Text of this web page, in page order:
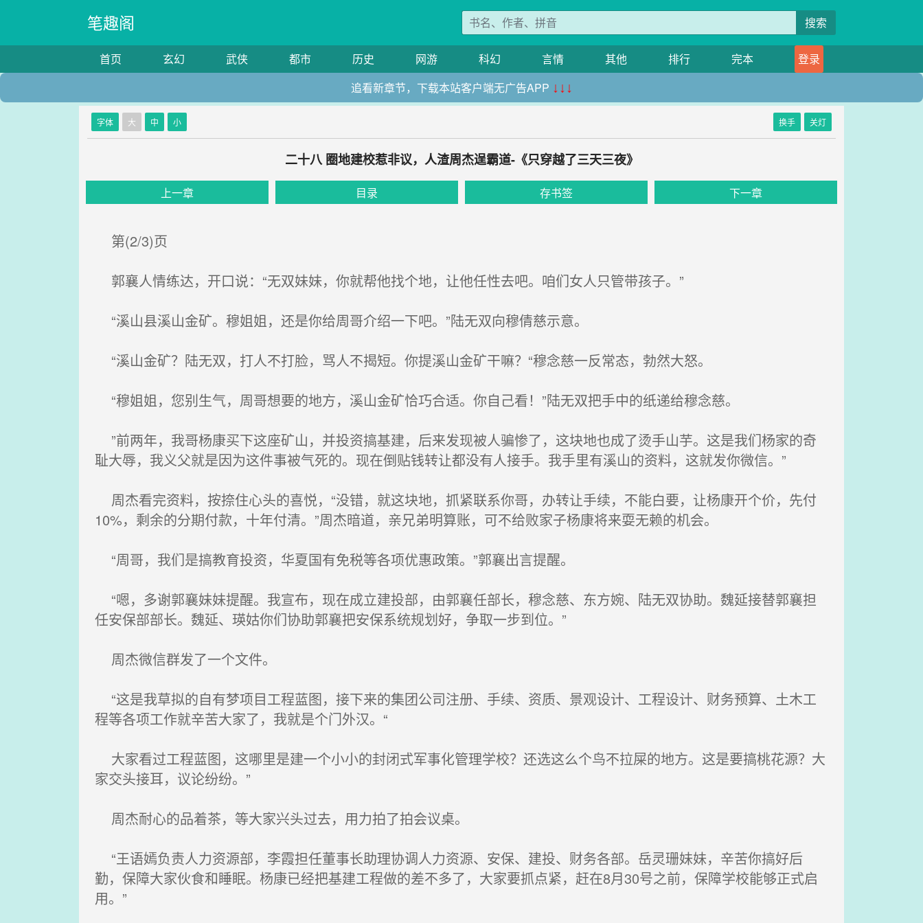
笔趣阁 搜索
首页 玄幻 武侠 都市 历史 网游 科幻 言情 其他 排行 完本
登录
追看新章节，下载本站客户端无广告APP ↓↓↓
字体 大 中 小 换手 关灯
二十八 圈地建校惹非议，人渣周杰逞霸道-《只穿越了三天三夜》
上一章 目录 存书签 下一章
第(2/3)页
郭襄人情练达，开口说：“无双妹妹，你就帮他找个地，让他任性去吧。咱们女人只管带孩子。”
“溪山县溪山金矿。穆姐姐，还是你给周哥介绍一下吧。”陆无双向穆倩慈示意。
“溪山金矿？陆无双，打人不打脸，骂人不揭短。你提溪山金矿干嘛？“穆念慈一反常态，勃然大怒。
“穆姐姐，您别生气，周哥想要的地方，溪山金矿恰巧合适。你自己看！”陆无双把手中的纸递给穆念慈。
”前两年，我哥杨康买下这座矿山，并投资搞基建，后来发现被人骗惨了，这块地也成了烫手山芋。这是我们杨家的奇
耻大辱，我义父就是因为这件事被气死的。现在倒贴钱转让都没有人接手。我手里有溪山的资料，这就发你微信。”
周杰看完资料，按捺住心头的喜悦，“没错，就这块地，抓紧联系你哥，办转让手续，不能白要，让杨康开个价，先付
10%，剩余的分期付款，十年付清。”周杰暗道，亲兄弟明算账，可不给败家子杨康将来耍无赖的机会。
“周哥，我们是搞教育投资，华夏国有免税等各项优惠政策。”郭襄出言提醒。
“嗯，多谢郭襄妹妹提醒。我宣布，现在成立建投部，由郭襄任部长，穆念慈、东方婉、陆无双协助。魏延接替郭襄担
任安保部部长。魏延、瑛姑你们协助郭襄把安保系统规划好，争取一步到位。”
周杰微信群发了一个文件。
“这是我草拟的自有梦项目工程蓝图，接下来的集团公司注册、手续、资质、景观设计、工程设计、财务预算、土木工
程等各项工作就辛苦大家了，我就是个门外汉。“
大家看过工程蓝图，这哪里是建一个小小的封闭式军事化管理学校？还选这么个鸟不拉屎的地方。这是要搞桃花源？大
家交头接耳，议论纷纷。”
周杰耐心的品着茶，等大家兴头过去，用力拍了拍会议桌。
“王语嫣负责人力资源部，李霞担任董事长助理协调人力资源、安保、建投、财务各部。岳灵珊妹妹，辛苦你搞好后
勤，保障大家伙食和睡眠。杨康已经把基建工程做的差不多了，大家要抓点紧，赶在8月30号之前，保障学校能够正式启
用。”